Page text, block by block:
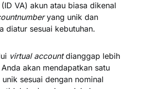
VA) akun atau biasa dikenal
numberyang unik dan
diatur sesuai kebutuhan.
virtual accountdianggap lebih
akan mendapatkan satu
sesuai dengan nominal